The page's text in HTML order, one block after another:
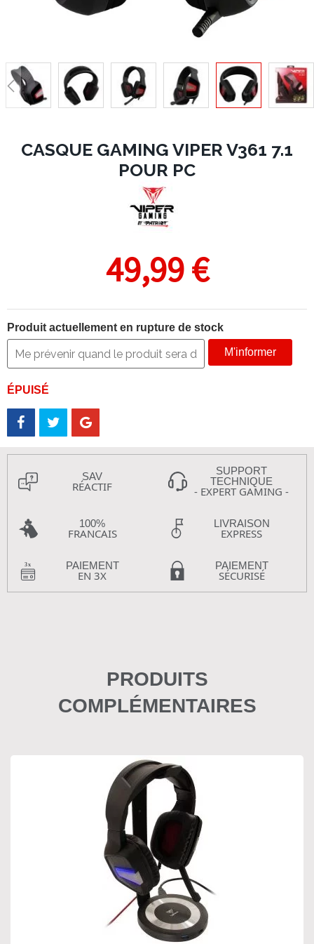
CASQUE GAMING VIPER V361 7.1
POUR PC
49,99 €
Produit actuellement en rupture de stock
M'informer
ÉPUISÉ
SAV
RÉACTIF
SUPPORT
TECHNIQUE
- EXPERT GAMING -
100%
FRANCAIS
LIVRAISON
EXPRESS
PAIEMENT
EN 3X
PAIEMENT
SÉCURISÉ
PRODUITS
COMPLÉMENTAIRES